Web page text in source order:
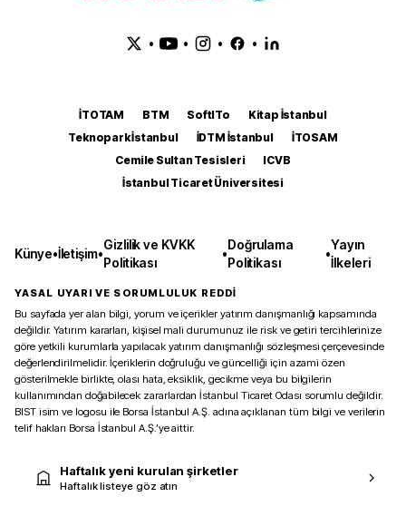
• • • •
İTOTAM BTM SoftITo
Kitap İstanbul
Teknopark İstanbul
İDTM İstanbul
İTOSAM
Cemile Sultan Tesisleri
ICVB
İstanbul Ticaret Üniversitesi
Künye•İletişim•
Gizlilik ve KVKK
Politikası
•
Doğrulama
Politikası
•
Yayın
İlkeleri
YASAL UYARI VE SORUMLULUK REDDİ
Bu sayfada yer alan bilgi, yorum ve içerikler yatırım danışmanlığı kapsamında
değildir. Yatırım kararları, kişisel mali durumunuz ile risk ve getiri tercihlerinize
göre yetkili kurumlarla yapılacak yatırım danışmanlığı sözleşmesi çerçevesinde
değerlendirilmelidir. İçeriklerin doğruluğu ve güncelliği için azami özen
gösterilmekle birlikte, olası hata, eksiklik, gecikme veya bu bilgilerin
kullanımından doğabilecek zararlardan İstanbul Ticaret Odası sorumlu değildir.
BIST isim ve logosu ile Borsa İstanbul A.Ş. adına açıklanan tüm bilgi ve verilerin
telif hakları Borsa İstanbul A.Ş.’ye aittir.
Haftalık yeni kurulan şirketler
Haftalık listeye göz atın